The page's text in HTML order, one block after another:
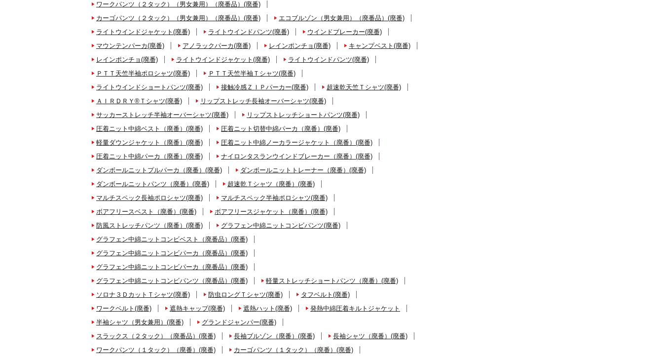
ワークパンツ（２タック）（男女兼用）（廃番品）(廃番)
カーゴパンツ（２タック）（男女兼用）（廃番品）(廃番)
エコブルゾン（男女兼用）（廃番品）(廃番)
ライトウインドジャケット(廃番)
ライトウインドパンツ(廃番)
ウインドブレーカー(廃番)
マウンテンパーカ(廃番)
アノラックパーカ(廃番) レインポンチョ(廃番)
キャンプベスト(廃番)
レインポンチョ(廃番)
ライトウインドジャケット(廃番)
ライトウインドパンツ(廃番)
ＰＴＴ天竺半袖ポロシャツ(廃番)
ＰＴＴ天竺半袖Ｔシャツ(廃番)
ライトウインドショートパンツ(廃番)
接触冷感ＺＩＰパーカー(廃番)
超速乾天竺Ｔシャツ(廃番)
ＡＩＲＤＲＹ®Ｔシャツ(廃番)
リップストレッチ長袖オーバーシャツ(廃番)
サッカーストレッチ半袖オーバーシャツ(廃番)
リップストレッチショートパンツ(廃番)
圧着ニット中綿ベスト（廃番）(廃番)
圧着ニット切替中綿パーカ（廃番）(廃番)
軽量ダウンジャケット（廃番）(廃番)
圧着ニット中綿ノーカラージャケット（廃番）(廃番)
圧着ニット中綿パーカ（廃番）(廃番)
ナイロンタスランウインドブレーカー（廃番）(廃番)
ダンボールニットプルパーカ（廃番）(廃番)
ダンボールニットトレーナー（廃番）(廃番)
ダンボールニットパンツ（廃番）(廃番)
超速乾Ｔシャツ（廃番）(廃番)
マルチスペック長袖ポロシャツ(廃番)
マルチスペック半袖ポロシャツ(廃番)
ボアフリースベスト（廃番）(廃番)
ボアフリースジャケット（廃番）(廃番)
防風ストレッチパンツ（廃番）(廃番)
グラフェン中綿ニットコンビパンツ(廃番)
グラフェン中綿ニットコンビベスト（廃番品）(廃番)
グラフェン中綿ニットコンビパーカ（廃番品）(廃番)
グラフェン中綿ニットコンビパーカ（廃番品）(廃番)
グラフェン中綿ニットコンビパンツ（廃番品）(廃番)
軽量ストレッチショートパンツ（廃番）(廃番)
ソロナ３ＤカットＴシャツ(廃番)
防虫ロングＴシャツ(廃番)
タフベルト(廃番)
ワークベルト(廃番)
遮熱キャップ(廃番) 遮熱ハット(廃番)
発熱中綿圧着キルトジャケット
半袖シャツ（男女兼用）(廃番)
グランドジャンパー(廃番)
スラックス（２タック）（廃番品）(廃番)
長袖ブルゾン（廃番）(廃番)
長袖シャツ（廃番）(廃番)
ワークパンツ（１タック）（廃番）(廃番)
カーゴパンツ（１タック）（廃番）(廃番)